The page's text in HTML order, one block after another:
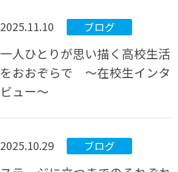
2025.11.10 ブログ
一人ひとりが思い描く高校生活
をおおぞらで ～在校生インタ
ビュー～
2025.10.29 ブログ